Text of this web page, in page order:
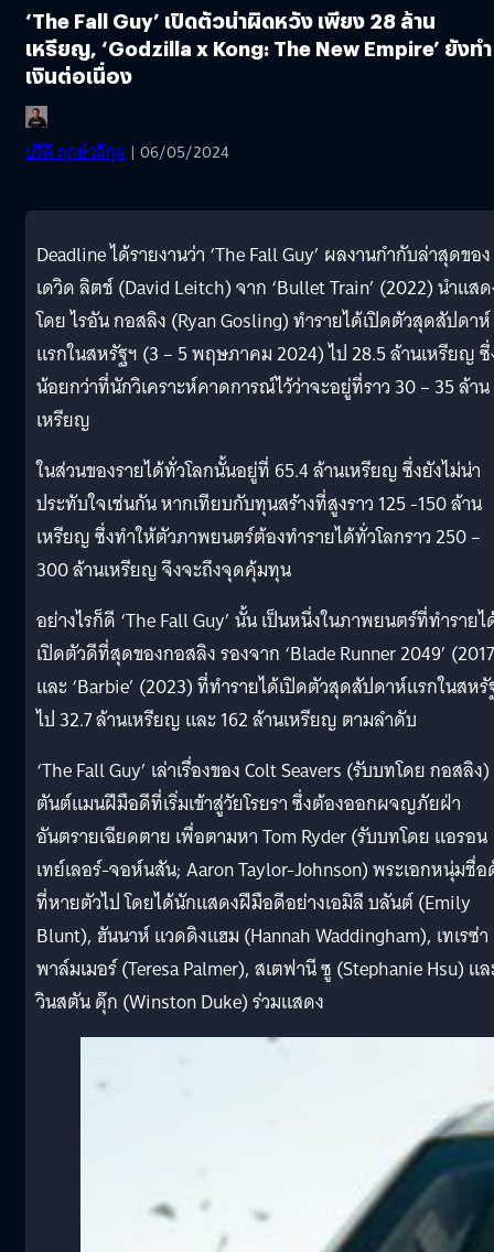
‘The Fall Guy’ เปิดตัวน่าผิดหวัง เพียง 28 ล้าน
เหรียญ, ‘Godzilla x Kong: The New Empire’ ยังทำ
เงินต่อเนื่อง
ปรีดี ฤกษ์วลีกุล | 06/05/2024
Deadline ได้รายงานว่า ‘The Fall Guy’ ผลงานกำกับล่าสุดของ
เดวิด ลิตช์ (David Leitch) จาก ‘Bullet Train’ (2022) นำแส
โดย ไรอัน กอสลิง (Ryan Gosling) ทำรายได้เปิดตัวสุดสัปดาห์
แรกในสหรัฐฯ (3 – 5 พฤษภาคม 2024) ไป 28.5 ล้านเหรียญ
น้อยกว่าที่นักวิเคราะห์คาดการณ์ไว้ว่าจะอยู่ที่ราว 30 – 35 ล้าน
เหรียญ
ในส่วนของรายได้ทั่วโลกนั้นอยู่ที่ 65.4 ล้านเหรียญ ซึ่งยังไม่น่า
ประทับใจเช่นกัน หากเทียบกับทุนสร้างที่สูงราว 125 -150 ล้าน
เหรียญ ซึ่งทำให้ตัวภาพยนตร์ต้องทำรายได้ทั่วโลกราว 250 –
300 ล้านเหรียญ จึงจะถึงจุดคุ้มทุน
อย่างไรก็ดี ‘The Fall Guy’ นั้น เป็นหนึ่งในภาพยนตร์ที่ทำราย
เปิดตัวดีที่สุดของกอสลิง รองจาก ‘Blade Runner 2049’
และ ‘Barbie’ (2023) ที่ทำรายได้เปิดตัวสุดสัปดาห์แรกในสห
ไป 32.7 ล้านเหรียญ และ 162 ล้านเหรียญ ตามลำดับ
‘The Fall Guy’ เล่าเรื่องของ Colt Seavers (รับบทโดย กอสลิง
ตันต์แมนฝีมือดีที่เริ่มเข้าสู่วัยโรยรา ซึ่งต้องออกผจญภัยฝ่า
อันตรายเฉียดตาย เพื่อตามหา Tom Ryder (รับบทโดย แอรอน
เทย์เลอร์-จอห์นสัน; Aaron Taylor-Johnson) พระเอกหนุ่มชื่อ
ที่หายตัวไป โดยได้นักแสดงฝีมือดีอย่างเอมิลี บลันต์ (Emily
Blunt), ฮันนาห์ แวดดิงแฮม (Hannah Waddingham), เทเรซ่า
พาล์มเมอร์ (Teresa Palmer), สเตฟานี ซู (Stephanie Hsu) แ
วินสตัน ดุ๊ก (Winston Duke) ร่วมแสดง